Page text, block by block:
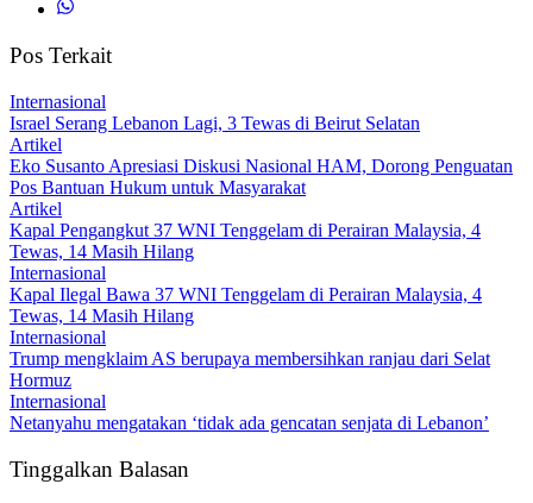
Pos Terkait
Internasional
Israel Serang Lebanon Lagi, 3 Tewas di Beirut Selatan
Artikel
Eko Susanto Apresiasi Diskusi Nasional HAM, Dorong Penguatan
Pos Bantuan Hukum untuk Masyarakat
Artikel
Kapal Pengangkut 37 WNI Tenggelam di Perairan Malaysia, 4
Tewas, 14 Masih Hilang
Internasional
Kapal Ilegal Bawa 37 WNI Tenggelam di Perairan Malaysia, 4
Tewas, 14 Masih Hilang
Internasional
Trump mengklaim AS berupaya membersihkan ranjau dari Selat
Hormuz
Internasional
Netanyahu mengatakan ‘tidak ada gencatan senjata di Lebanon’
Tinggalkan Balasan